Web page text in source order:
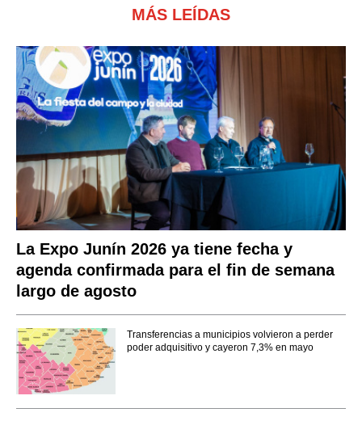
MÁS LEÍDAS
La Expo Junín 2026 ya tiene fecha y
agenda confirmada para el fin de semana
largo de agosto
Transferencias a municipios volvieron a perder
poder adquisitivo y cayeron 7,3% en mayo